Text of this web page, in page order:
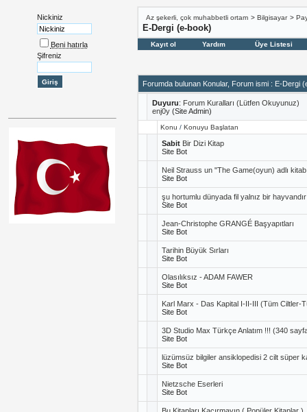
Nickiniz
Beni hatırla
Şifreniz
Az şekerli, çok muhabbetli ortam > Bilgisayar >
E-Dergi (e-book)
Kayıt ol Yardım Üye Listesi
Forumda bulunan Konular, Forum ismi : E-Dergi
Duyuru: Forum Kuralları (Lütfen Okuyunuz)
enj0y (Site Admin)
Konu / Konuyu Başlatan
Sabit Bir Dizi Kitap
Site Bot
Neil Strauss un "The Game(oyun) adlı
Site Bot
şu hortumlu dünyada fil yalnız bir hayvandır
Site Bot
Jean-Christophe GRANGÉ Başyapıtları
Site Bot
Tarihin Büyük Sırları
Site Bot
Olasılıksız - ADAM FAWER
Site Bot
Karl Marx - Das Kapital I-II-III (Tüm Ciltler-
Site Bot
3D Studio Max Türkçe Anlatım !!! (340
Site Bot
lüzümsüz bilgiler ansiklopedisi 2 cilt süper
Site Bot
Nietzsche Eserleri
Site Bot